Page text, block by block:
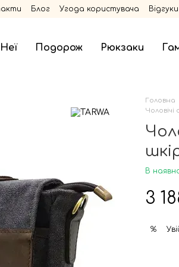
Блог Угода користувача Відгуки
Подорож Рюкзаки
Головна
Чоловічі
В
3
%